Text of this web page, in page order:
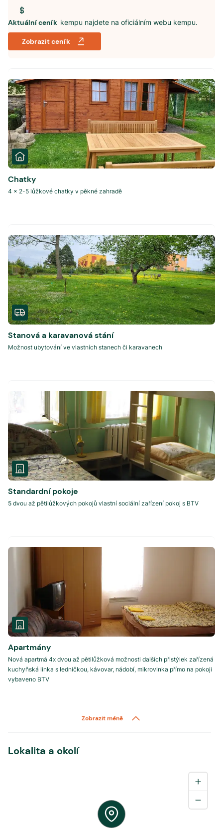
Aktuální ceník kempu najdete na oficiálním webu kempu.
Zobrazit ceník
Chatky
4 x 2-5 lůžkové chatky v pěkné zahradě
Stanová a karavanová stání
Možnost ubytování ve vlastních stanech či karavanech
Standardní pokoje
5 dvou až pětilůžkových pokojů vlastní sociální zařízení pokoj s BTV
Apartmány
Nová apartmá 4x dvou až pětilůžková možnosti dalších přistýlek zařízená
kuchyňská linka s ledničkou, kávovar, nádobí, mikrovlnka přímo na pokoji
vybaveno BTV
Zobrazit méně
Lokalita a okolí